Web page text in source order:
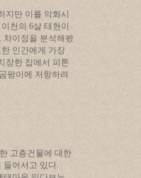
지만 이를 악화시
천의 6살 태현이
차이점을 분석해봤
인간에게 가장
장한 집에서 피톤
팡이에 저항하려
고층건물에 대한
들어서고 있다.